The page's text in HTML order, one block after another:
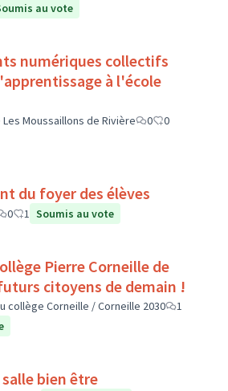
au vote
collectifs
à l'école
Les Moussaillons de Rivière 0
0
du foyer des élèves
0 1 Soumis au vote
Pierre Corneille de
les futurs citoyens de demain !
collège Corneille / Corneille 2030
1
bien être